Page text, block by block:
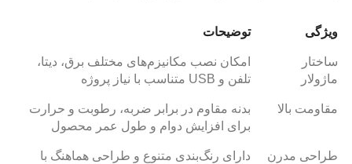
ویژگی توضیحات
ساختار
ماژولار
امکان نصب مکانیزم‌های مختلف برق، دیتا،
تلفن و USB متناسب با نیاز پروژه
مقاومت بالا
بدنه مقاوم در برابر ضربه، رطوبت و حرارت
برای افزایش دوام و طول عمر محصول
طراحی مدرن
دارای رنگ‌بندی متنوع و طراحی هماهنگ با